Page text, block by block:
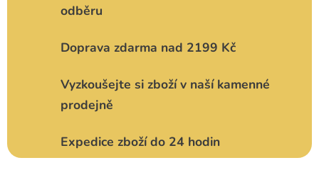
odběru
Doprava zdarma nad 2199 Kč
Vyzkoušejte si zboží v naší kamenné
prodejně
Expedice zboží do 24 hodin